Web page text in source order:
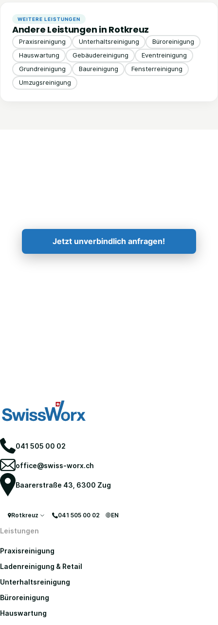
WEITERE LEISTUNGEN
Andere Leistungen in Rotkreuz
Praxisreinigung Unterhaltsreinigung
Büroreinigung
Hauswartung
Gebäudereinigung
Eventreinigung
Grundreinigung
Baureinigung
Fensterreinigung
Umzugsreinigung
Jetzt unverbindlich anfragen!
041 505 00 02
office@swiss-worx.ch
Baarerstraße 43, 6300 Zug
Rotkreuz 041 505 00 02 EN
Leistungen
Praxisreinigung
Ladenreinigung & Retail
Unterhaltsreinigung
Büroreinigung
Hauswartung